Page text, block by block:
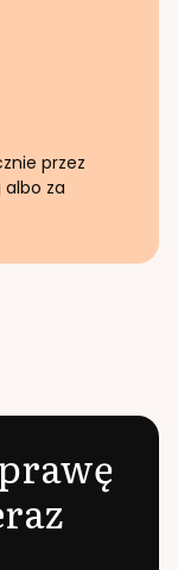
przez
za